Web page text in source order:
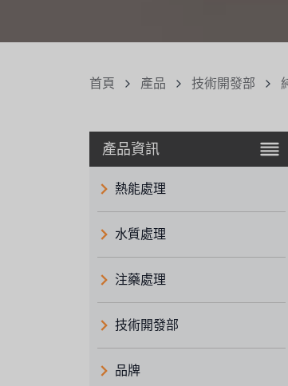
首頁 產品 技術開發部
產品資訊
熱能處理
水質處理
注藥處理
技術開發部
品牌